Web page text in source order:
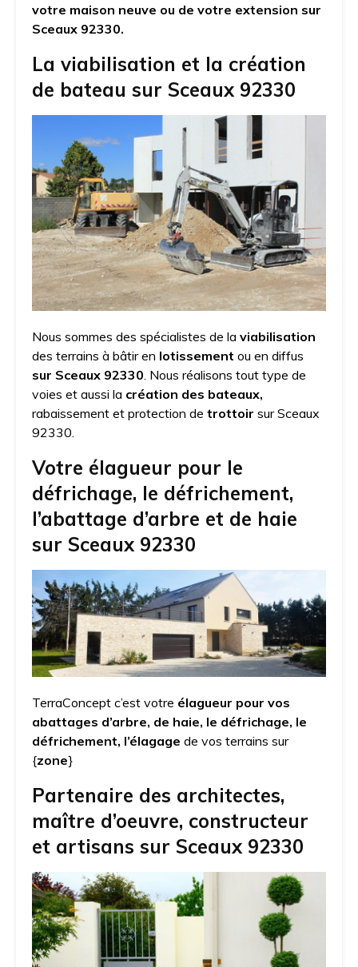
votre maison neuve ou de votre extension sur
Sceaux 92330.
La viabilisation et la création
de bateau sur Sceaux 92330
Nous sommes des spécialistes de la viabilisation
des terrains à bâtir en lotissement ou en diffus
sur Sceaux 92330 . Nous réalisons tout type de
voies et aussi la création des bateaux,
rabaissement et protection de trottoir sur Sceaux
92330.
Votre élagueur pour le
défrichage, le défrichement,
l’abattage d’arbre et de haie
sur Sceaux 92330
TerraConcept c’est votre élagueur pour vos
abattages d’arbre, de haie, le défrichage, le
défrichement, l’élagage de vos terrains sur
{zone}
Partenaire des architectes,
maître d’oeuvre, constructeur
et artisans sur Sceaux 92330